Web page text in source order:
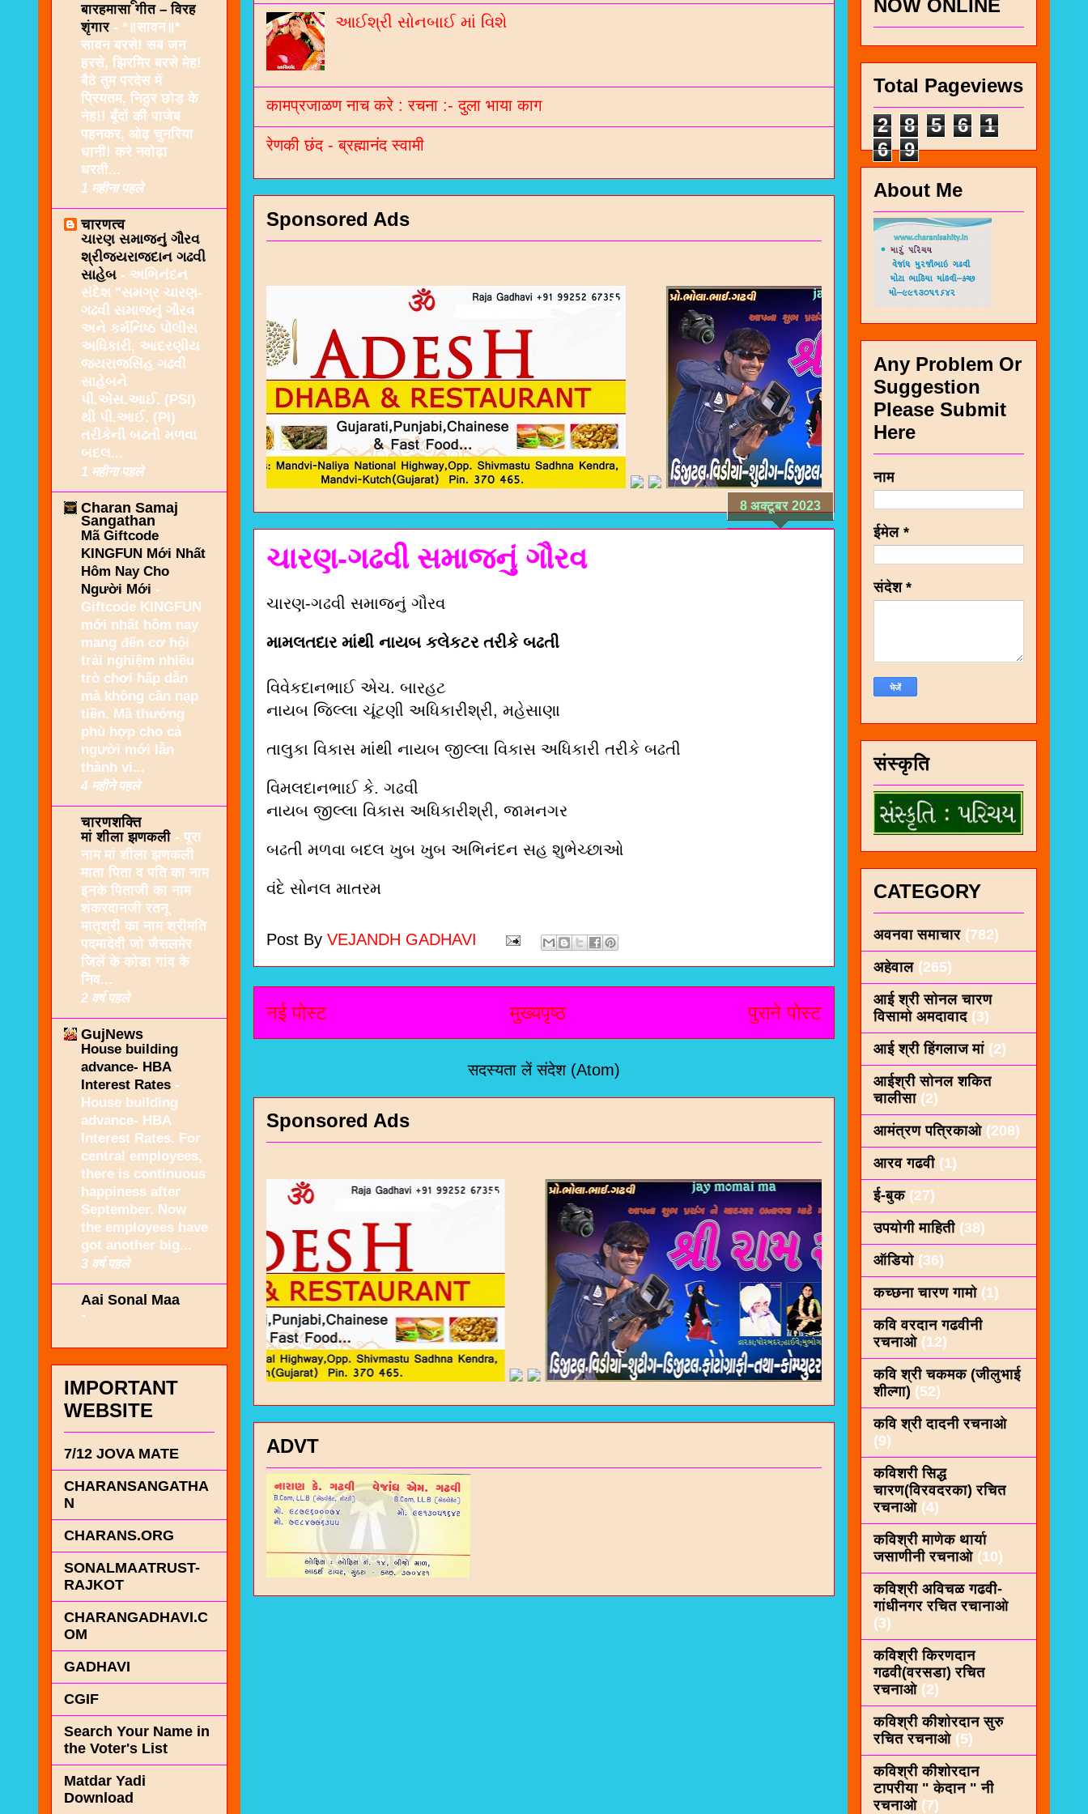
આઈશ્રી સોનબાઈ માં વિશે
कामप्रजाळण नाच करे : रचना :- दुला भाया काग
रेणकी छंद - ब्रह्मानंद स्वामी
Sponsored Ads
8 अक्टूबर 2023
ચારણ-ગઢવી સમાજનું ગૌરવ
ચારણ-ગઢવી સમાજનું ગૌરવ
મામલતદાર માંથી નાયબ કલેકટર તરીકે બઢતી
વિવેકદાનભાઈ એચ. બારહટ
નાયબ જિલ્લા ચૂંટણી અધિકારીશ્રી, મહેસાણા
તાલુકા વિકાસ માંથી નાયબ જીલ્લા વિકાસ અધિકારી તરીકે બઢતી
વિમલદાનભાઈ કે. ગઢવી
નાયબ જીલ્લા વિકાસ અધિકારીશ્રી, જામનગર
બઢતી મળવા બદલ ખુબ ખુબ અભિનંદન સહ શુભેચ્છાઓ
વંદે સોનલ માતરમ
Post By VEJANDH GADHAVI
नई पोस्ट पुराने पोस्ट
मुख्यपृष्ठ
सदस्यता लेंसंदेश (Atom)
Sponsored Ads
ADVT
बारहमासा गीत – विरह
शृंगार - *॥सावन॥*
सावन बरसे! सब जन
हरसे, झिरमिर बरसे मेह!
बैठे तुम परदेस में
प्रियतम, निठुर छोड़ के
नेह!! बूँदों की पाजेब
पहनकर, ओढ़ चुनरिया
धानी! करे नवोढ़ा
धरती...
1 महीना पहले
चारणत्व
ચારણ સમાજનું ગૌરવ
શ્રીજયરાજદાન ગઢવી
સાહેબ - અભિનંદન
સંદેશ "સમગ્ર ચારણ-
ગઢવી સમાજનું ગૌરવ
અને કર્મનિષ્ઠ પોલીસ
અધિકારી, આદરણીય
જયરાજસિંહ ગઢવી
સાહેબને
પી.એસ.આઈ. (PSI)
થી પી.આઈ. (PI)
તરીકેની બઢતી મળવા
બદલ...
1 महीना पहले
Charan Samaj
Sangathan
Mã Giftcode
KINGFUN Mới Nhất
Hôm Nay Cho
Người Mới -
Giftcode KINGFUN
mới nhất hôm nay
mang đến cơ hội
trải nghiệm nhiều
trò chơi hấp dẫn
mà không cần nạp
tiền. Mã thưởng
phù hợp cho cả
người mới lẫn
thành vi...
4 महीने पहले
चारणशक्ति
मां शीला झणकली - पूरा
नाम मां शीला झणकली
माता पिता व पति का नाम
इनके पिताजी का नाम
शंकरदानजी रतनू
मातृश्री का नाम श्रीमति
पदमादेवी जो जैसलमेर
जिलें के कोडा गांव के
निव...
2 वर्ष पहले
GujNews
House building
advance- HBA
Interest Rates -
House building
advance- HBA
Interest Rates. For
central employees,
there is continuous
happiness after
September. Now
the employees have
got another big...
3 वर्ष पहले
Aai Sonal Maa
-
IMPORTANT
WEBSITE
7/12 JOVA MATE
CHARANSANGATHA
N
CHARANS.ORG
SONALMAATRUST-
RAJKOT
CHARANGADHAVI.C
OM
GADHAVI
CGIF
Search Your Name in
the Voter's List
Matdar Yadi
Download
NOW ONLINE
Total Pageviews
2
8 5 6
1
6
9
About Me
Any Problem Or
Suggestion
Please Submit
Here
नाम
ईमेल *
संदेश *
संस्कृति
CATEGORY
अवनवा समाचार (782)
अहेवाल (265)
आई श्री सोनल चारण
विसामो अमदावाद (3)
आई श्री हिंगलाज मां (2)
आईश्री सोनल शकित
चालीसा (2)
आमंत्रण पत्रिकाओ (208)
आरव गढवी (1)
ई-बुक (27)
उपयोगी माहिती (38)
ऑडियो (36)
कच्छना चारण गामो (1)
कवि वरदान गढवीनी
रचनाओ (12)
कवि श्री चकमक (जीलुभाई
शील्गा) (52)
कवि श्री दादनी रचनाओ
(9)
कविशरी सिद्ध
चारण(विरवदरका) रचित
रचनाओ (4)
कविश्री माणेक थार्या
जसाणीनी रचनाओ (10)
कविश्री अविचळ गढवी-
गांधीनगर रचित रचानाओ
(3)
कविश्री किरणदान
गढवी(वरसडा) रचित
रचनाओ (2)
कविश्री कीशाेरदान सुरु
रचित रचनाओ (5)
कविश्री कीशोरदान
टापरीया " केदान " नी
रचनाओ (7)